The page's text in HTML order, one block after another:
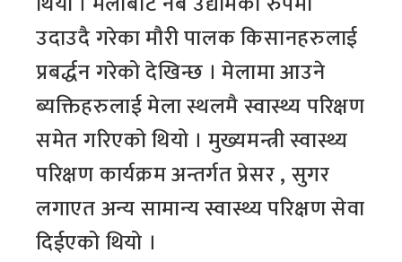
उदाउदै गरेका मौरी पालक किसानहरुलाई
प्रबर्द्धन गरेको देखिन्छ । मेलामा आउने
ब्यक्तिहरुलाई मेला स्थलमै स्वास्थ्य परिक्षण
समेत गरिएको थियो । मुख्यमन्त्री स्वास्थ्य
परिक्षण कार्यक्रम अन्तर्गत प्रेसर , सुगर
लगाएत अन्य सामान्य स्वास्थ्य परिक्षण सेवा
दिईएको थियो ।